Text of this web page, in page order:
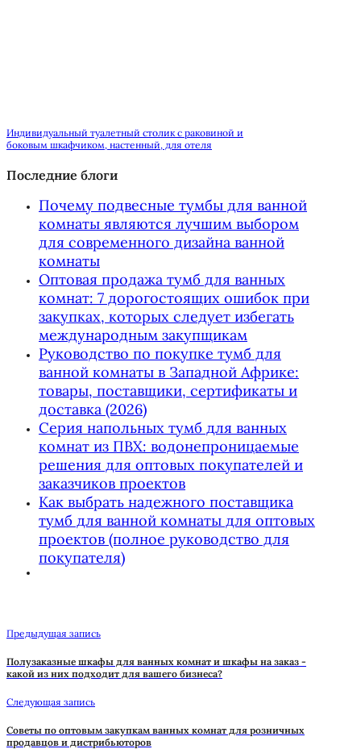
Индивидуальный туалетный столик с раковиной и
боковым шкафчиком, настенный, для отеля
Последние блоги
Почему подвесные тумбы для ванной
комнаты являются лучшим выбором
для современного дизайна ванной
комнаты
Оптовая продажа тумб для ванных
комнат: 7 дорогостоящих ошибок при
закупках, которых следует избегать
международным закупщикам
Руководство по покупке тумб для
ванной комнаты в Западной Африке:
товары, поставщики, сертификаты и
доставка (2026)
Серия напольных тумб для ванных
комнат из ПВХ: водонепроницаемые
решения для оптовых покупателей и
заказчиков проектов
Как выбрать надежного поставщика
тумб для ванной комнаты для оптовых
проектов (полное руководство для
покупателя)
Предыдущая запись
Полузаказные шкафы для ванных комнат и шкафы на заказ -
какой из них подходит для вашего бизнеса?
Следующая запись
Советы по оптовым закупкам ванных комнат для розничных
продавцов и дистрибьюторов